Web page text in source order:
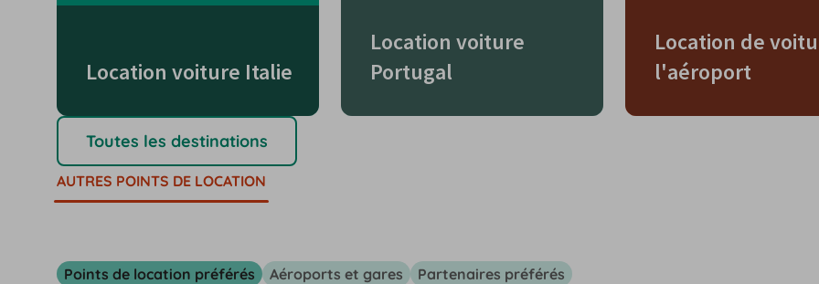
Location voiture Italie
Location voiture
Portugal
Location de
l'aéroport
Toutes les destinations
AUTRES POINTS DE LOCATION
Points de location préférés Aéroports et gares Partenaires préférés